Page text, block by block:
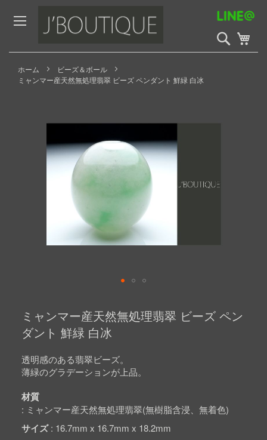
to
Content
検
索
開
ホーム
ビーズ＆ボール
ミャンマー産天然無処理翡翠 ビーズ ペンダント 鮮緑 白冰
beginning
images
gallery
ミャンマー産天然無処理翡翠 ビーズ ペン
ダント 鮮緑 白冰
透明感のある翡翠ビーズ。
薄緑のグラデーションが上品。
材質
ミャンマー産天然無処理翡翠(無樹脂含浸、無着色)
サイズ 16.7mm x 16.7mm x 18.2mm